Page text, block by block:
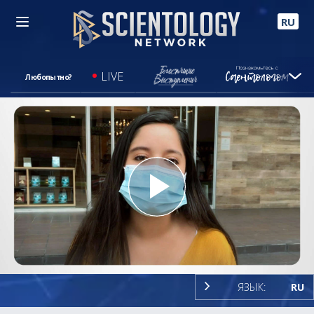
RU
Любопытно? LIVE
Play
Video
ЯЗЫК: RU